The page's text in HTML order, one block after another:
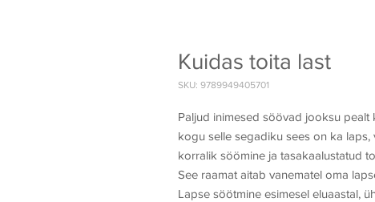
Kuidas toita last
SKU: 9789949405701
Paljud inimesed söövad jooksu
kogu selle segadiku sees on ka
korralik söömine ja tasakaalustatud
See raamat aitab vanematel oma
Lapse söötmine esimesel eluaastal,